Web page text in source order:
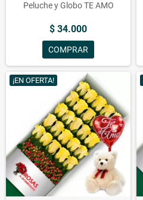
Peluche y Globo TE AMO
$ 34.000
COMPRAR
¡EN OFERTA!